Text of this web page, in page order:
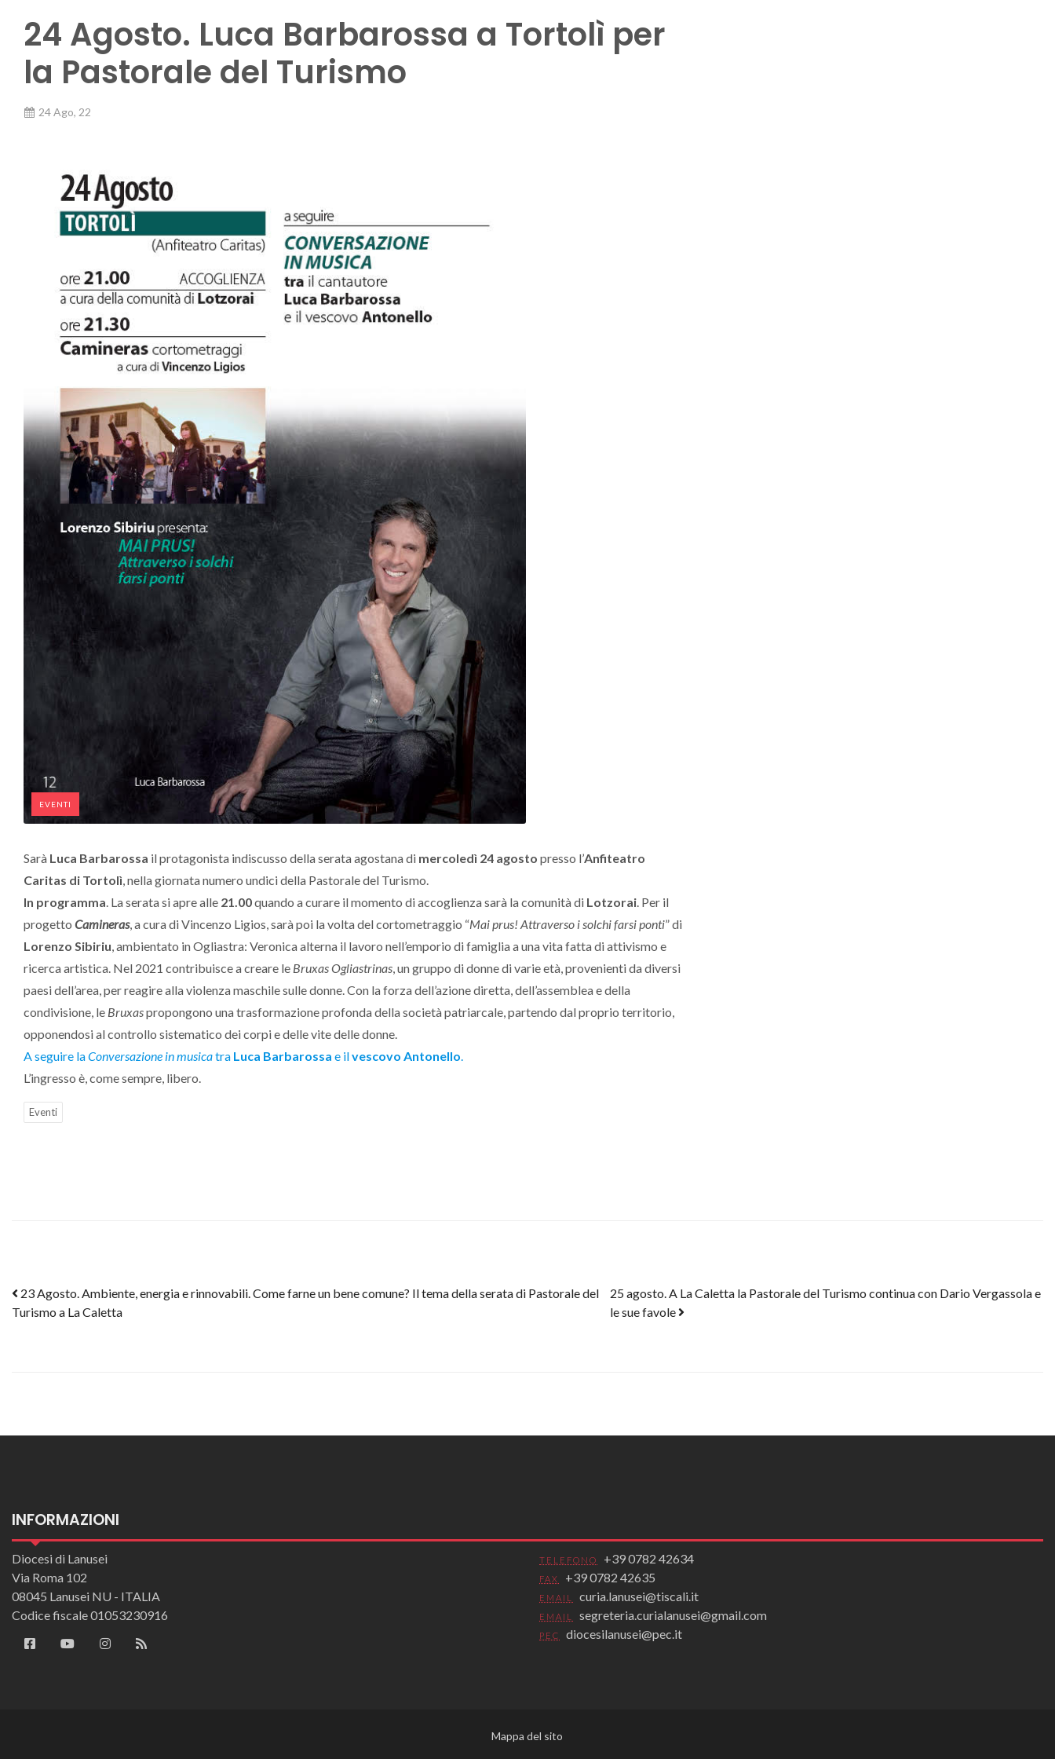
24 Agosto. Luca Barbarossa a Tortolì per
la Pastorale del Turismo
24 Ago, 22
EVENTI
Sarà Luca Barbarossa il protagonista indiscusso della serata agostana di mercoledì 24 agosto presso l’Anfiteatro
Caritas di Tortolì, nella giornata numero undici della Pastorale del Turismo.
In programma. La serata si apre alle 21.00quando a curare il momento di accoglienza sarà la comunità di Lotzorai. Per il
progetto Camineras, a cura di Vincenzo Ligios, sarà poi la volta del cortometraggio “Mai prus! Attraverso i solchi farsi ponti” di
Lorenzo Sibiriu, ambientato in Ogliastra: Veronica alterna il lavoro nell’emporio di famiglia a una vita fatta di attivismo e
ricerca artistica. Nel 2021 contribuisce a creare le Bruxas Ogliastrinas, un gruppo di donne di varie età, provenienti da diversi
paesi dell’area, per reagire alla violenza maschile sulle donne. Con la forza dell’azione diretta, dell’assemblea e della
condivisione, le Bruxaspropongono una trasformazione profonda della società patriarcale, partendo dal proprio territorio,
opponendosi al controllo sistematico dei corpi e delle vite delle donne.
A seguire laConversazione in musicatra Luca Barbarossa e ilvescovo Antonello.
L’ingresso è, come sempre, libero.
Eventi
Post navigation
23 Agosto. Ambiente, energia e rinnovabili. Come farne un bene comune? Il tema della serata di Pastorale del
Turismo a La Caletta
25 agosto. A La Caletta la Pastorale del Turismo continua con Dario Vergassola e
le sue favole
INFORMAZIONI
Diocesi di Lanusei
Via Roma 102
08045 Lanusei NU - ITALIA
Codice fiscale 01053230916
TELEFONO +39 0782 42634
FAX +39 0782 42635
EMAIL curia.lanusei@tiscali.it
EMAIL segreteria.curialanusei@gmail.com
PEC diocesilanusei@pec.it
Mappa del sito